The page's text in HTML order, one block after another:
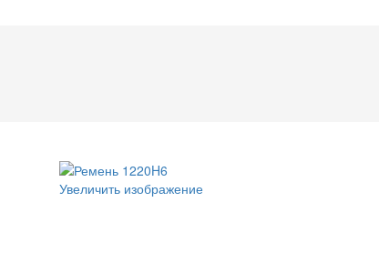
Увеличить изображение